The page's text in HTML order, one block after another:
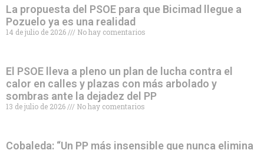
La propuesta del PSOE para que Bicimad llegue a
Pozuelo ya es una realidad
14 de julio de 2026 No hay comentarios
El PSOE lleva a pleno un plan de lucha contra el
calor en calles y plazas con más arbolado y
sombras ante la dejadez del PP
13 de julio de 2026 No hay comentarios
Cobaleda: “Un PP más insensible que nunca elimina